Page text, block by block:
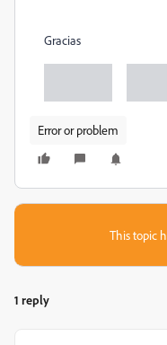
Gracias
Error or problem
This topic
1 reply